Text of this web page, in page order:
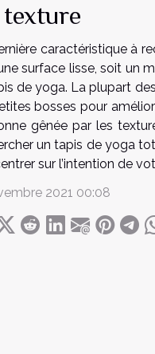
caractéristique à
surface lisse, soit un
de yoga. La plupart
bosses pour
gênée par les
un tapis de yoga
sur l’intention de
2021 00:08